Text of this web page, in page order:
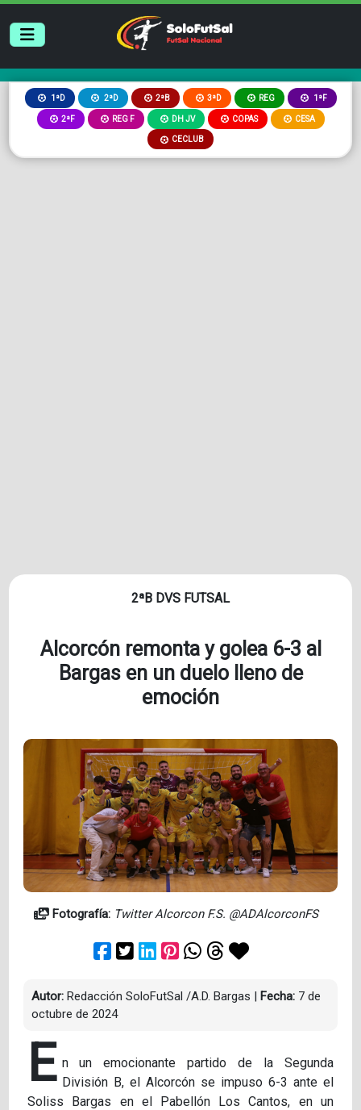
1ªD 2ªD 2ªB 3ªD REG 1ªF
2ªF REG F DH JV COPAS CESA
CECLUB
2ªB DVS FUTSAL
Alcorcón remonta y golea 6-3 al
Bargas en un duelo lleno de
emoción
Fotografía: Twitter Alcorcon F.S. @ADAlcorconFS
Autor: Redacción SoloFutSal /A.D. Bargas | Fecha: 7 de
octubre de 2024
E n un emocionante partido de la Segunda
División B, el Alcorcón se impuso 6-3 ante el
Soliss Bargas en el Pabellón Los Cantos, en un